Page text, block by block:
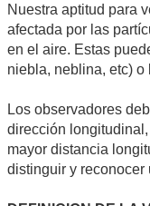
Nuestra aptitud para
afectada por las
en el aire. Estas
niebla, neblina, etc) o
Los observadores
dirección
mayor distancia
distinguir y